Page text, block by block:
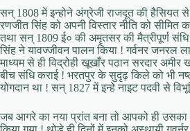
सन् 1808 में इन्होने अंग्रेजी राजदूत की हैसियत से
रणजीत सिंह को अपनी विस्तार नीति को सीमित
तथा सन् 1809 ई० की अमृतसर की मैत्रीपूर्ण संधि
सिंह ने यावज्जीवन पालन किया ! गर्वनर जनरल
माध्यम से ही विद्रोही खूखाँर पठान सरदार
बीच संधि कराई ! भरतपुर के सुदृढ़ किले को भी
योगदान था ! सन् 1827 में इन्हे नाइट पदवी से
जब आगरे का नया प्रांत बना तो आपको ही उसका